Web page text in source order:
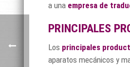
a una empresa de
PRINCIPALES
Los principales
aparatos mecánicos y